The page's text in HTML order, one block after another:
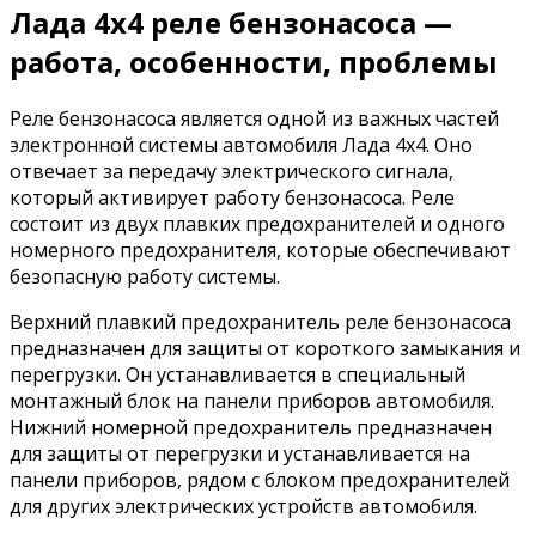
Лада 4х4 реле бензонасоса —
работа, особенности, проблемы
Реле бензонасоса является одной из важных частей
электронной системы автомобиля Лада 4х4. Оно
отвечает за передачу электрического сигнала,
который активирует работу бензонасоса. Реле
состоит из двух плавких предохранителей и одного
номерного предохранителя, которые обеспечивают
безопасную работу системы.
Верхний плавкий предохранитель реле бензонасоса
предназначен для защиты от короткого замыкания и
перегрузки. Он устанавливается в специальный
монтажный блок на панели приборов автомобиля.
Нижний номерной предохранитель предназначен
для защиты от перегрузки и устанавливается на
панели приборов, рядом с блоком предохранителей
для других электрических устройств автомобиля.